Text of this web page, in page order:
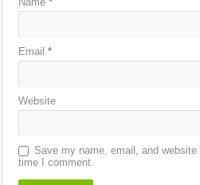
Email*
Website
Save my name, email, and
time I comment.